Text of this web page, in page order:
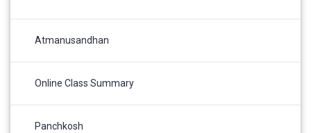
Atmanusandhan
Online Class Summary
Panchkosh